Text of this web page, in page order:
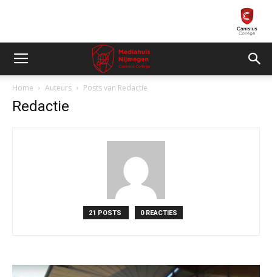
Home Auteurs Posts van Redactie
Redactie
21 POSTS 0 REACTIES